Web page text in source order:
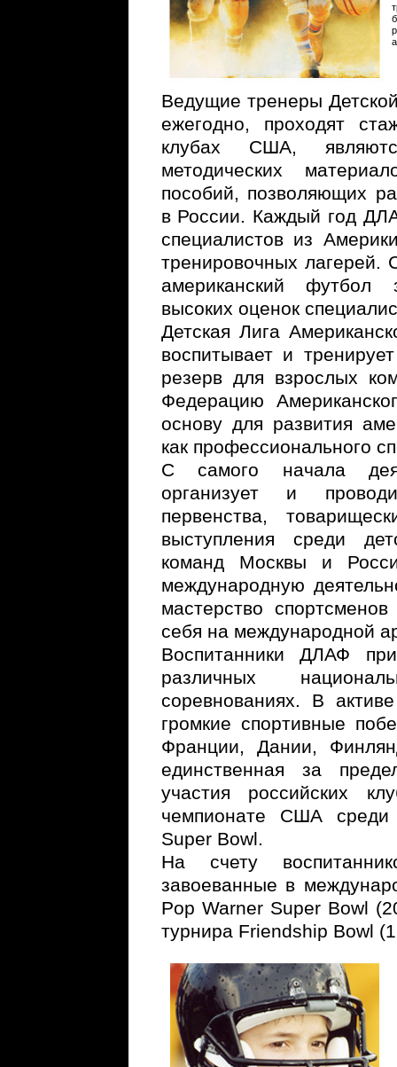
Ведущие тренеры
ежегодно, проходят
клубах США,
методических
пособий, позволяющих
в России. Каждый год
специалистов из
тренировочных
американский футбол
высоких оценок
Детская Лига
воспитывает и
резерв для взрослых
Федерацию
основу для развития
как профессионального
С самого начала
организует и
первенства,
выступления среди
команд Москвы и
международную
мастерство
себя на международной
Воспитанники ДЛАФ
различных
соревнованиях. В
громкие спортивные
Франции, Дании,
единственная за
участия российских
чемпионате США среди
Super Bowl.
На счету
завоеванные в
Pop Warner Super Bowl
турнира Friendship Bowl